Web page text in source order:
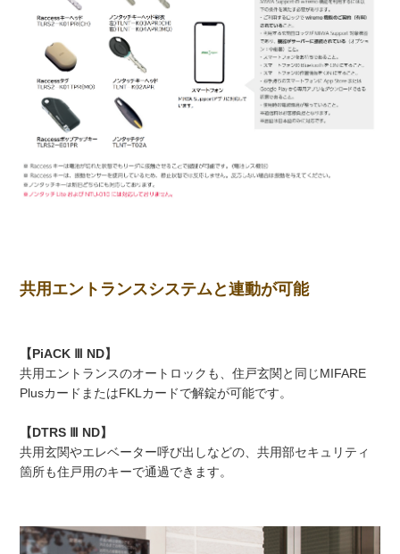
共用エントランスシステムと連動が可能
【PiACK Ⅲ ND】
共用エントランスのオートロックも、住戸玄関と同じMIFARE
PlusカードまたはFKLカードで解錠が可能です。
【DTRS Ⅲ ND】
共用玄関やエレベーター呼び出しなどの、共用部セキュリティ
箇所も住戸用のキーで通過できます。